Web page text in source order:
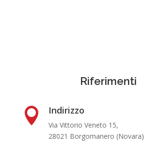
Riferimenti
 Indirizzo
Via Vittorio Veneto 15,
28021 Borgomanero (Novara)